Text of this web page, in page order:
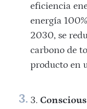
eficiencia
energía
2030, se
carbono de
producto en